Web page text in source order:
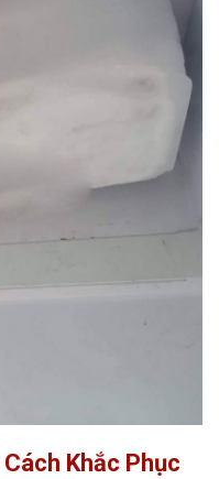
Khắc Phục